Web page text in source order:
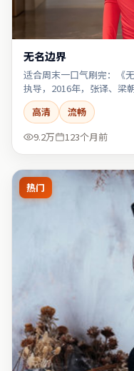
无名边界
适合周末一口气刷完：《
执导，2016年，张译、梁
高清
流畅
9.2万
123个月前
热门